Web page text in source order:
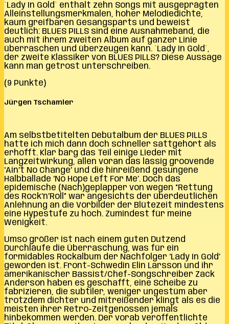
`Lady In Gold` enthält zehn Songs mit ausgeprägten
Alleinstellungsmerkmalen, hoher Melodiedichte,
kaum greifbaren Gesangsparts und beweist
deutlich: BLUES PILLS sind eine Ausnahmeband, die
auch mit ihrem zweiten Album auf ganzer Linie
überraschen und überzeugen kann. `Lady In Gold`,
der zweite Klassiker von BLUES PILLS? Diese Aussage
kann man getrost unterschreiben.
(9 Punkte)
Jürgen Tschamler
Am selbstbetitelten Debütalbum der BLUES PILLS
hatte ich mich dann doch schneller sattgehört als
erhofft. Klar barg das Teil einige Lieder mit
Langzeitwirkung, allen voran das lässig groovende
‘Ain’t No Change’ und die hinreißend gesungene
Halbballade ‘No Hope Left For Me’. Doch das
epidemische (Nach)geplapper von wegen “Rettung
des Rock’n’Roll” war angesichts der überdeutlichen
Anlehnung an die Vorbilder der Blütezeit mindestens
eine Hypestufe zu hoch. Zumindest für meine
Wenigkeit.
Umso größer ist nach einem guten Dutzend
Durchläufe die Überraschung, was für ein
formidables Rockalbum der Nachfolger ‘Lady In Gold’
geworden ist. Front-Schwedin Elin Larsson und ihr
amerikanischer Bassist/Chef-Songschreiber Zack
Anderson haben es geschafft, eine Scheibe zu
fabrizieren, die subtiler, weniger ungestüm aber
trotzdem dichter und mitreißender klingt als es die
meisten ihrer Retro-Zeitgenossen jemals
hinbekommen werden. Der vorab veröffentlichte